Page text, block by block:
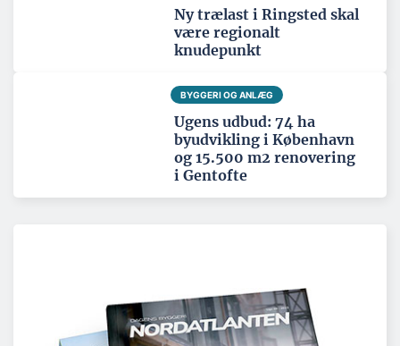
Ny trælast i Ringsted skal
være regionalt
knudepunkt
BYGGERI OG ANLÆG
Ugens udbud: 74 ha
byudvikling i København
og 15.500 m2 renovering
i Gentofte